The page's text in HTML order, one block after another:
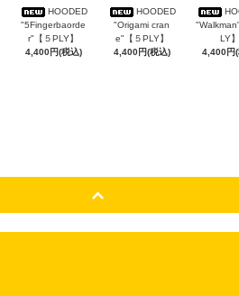
HOODED
"5Fingerbaorde
r"【５PLY】
4,400円(税込)
HOODED
"Origami cran
e"【５PLY】
4,400円(税込)
LY】
4,400円(